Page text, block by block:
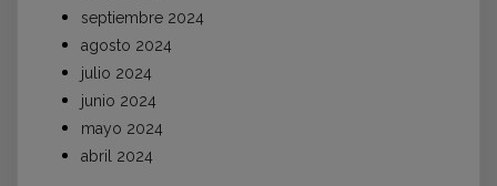
septiembre 2024
agosto 2024
julio 2024
junio 2024
mayo 2024
abril 2024